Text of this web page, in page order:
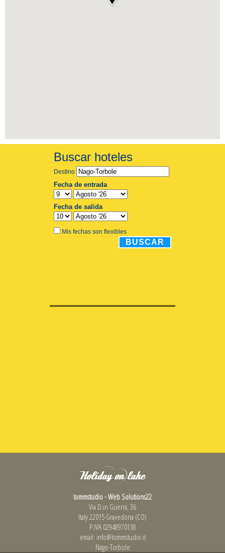
tommstudio - Web Solutions22
Via D.in Guerra, 36
Italy 22015 Gravedona (CO)
P.IVA 02948970138
email: info@tommstudio.it
Nago-Torbole